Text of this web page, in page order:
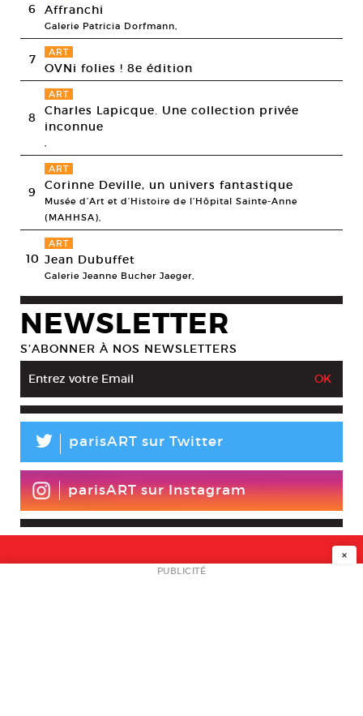
6 Affranchi
Galerie Patricia Dorfmann,
7 ART
OVNi folies ! 8e édition
8
ART
Charles Lapicque. Une collection privée
inconnue
,
9
ART
Corinne Deville, un univers fantastique
Musée d’Art et d’Histoire de l’Hôpital Sainte-Anne
(MAHHSA),
10
ART
Jean Dubuffet
Galerie Jeanne Bucher Jaeger,
NEWSLETTER
S’ABONNER À NOS NEWSLETTERS
L parisART sur Twitter
parisART sur Instagram
NEWSLETTER
×
PUBLICITÉ